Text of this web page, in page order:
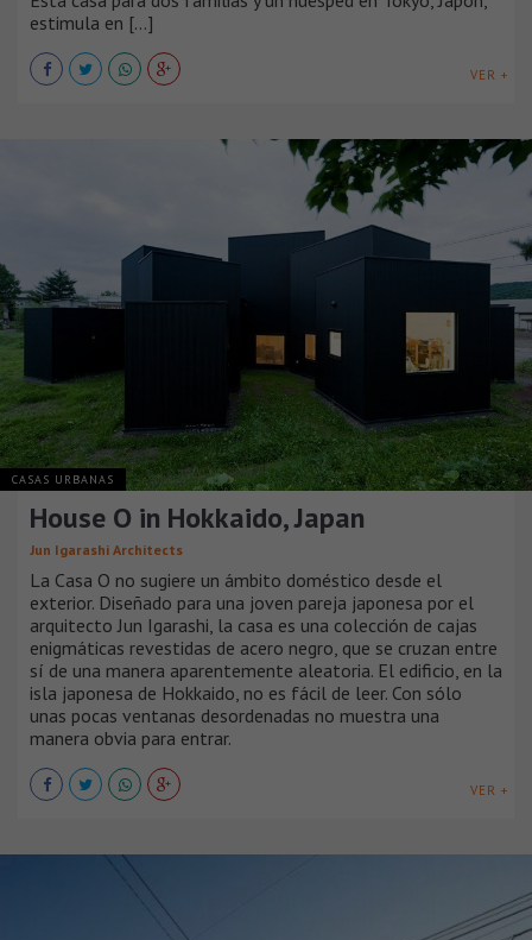
estimula en [...]
VER +
CASAS URBANAS
House O in Hokkaido, Japan
Jun Igarashi Architects
La Casa O no sugiere un ámbito doméstico desde el
exterior. Diseñado para una joven pareja japonesa por el
arquitecto Jun Igarashi, la casa es una colección de cajas
enigmáticas revestidas de acero negro, que se cruzan entre
sí de una manera aparentemente aleatoria. El edificio, en la
isla japonesa de Hokkaido, no es fácil de leer. Con sólo
unas pocas ventanas desordenadas no muestra una
manera obvia para entrar.
VER +